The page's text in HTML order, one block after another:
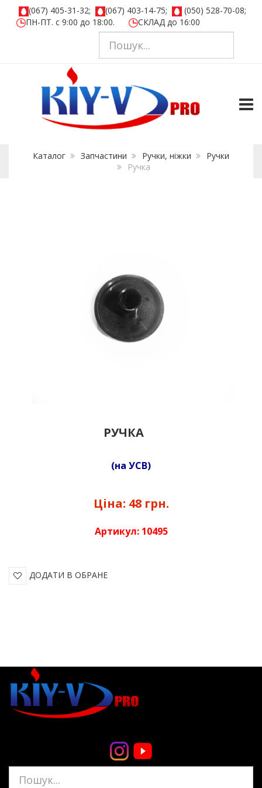
(067) 405-31-32; (067) 403-14-75;
(050) 528-70-08;
ПН-ПТ. с 9:00 до 18:00.
СКЛАД до 16:00
Каталог Запчастини Ручки, ніжки
Ручки
Ручка
РУЧКА
(на УСВ)
Ціна: 48 грн.
Артикул: 10495
ДОДАТИ В ОБРАНЕ